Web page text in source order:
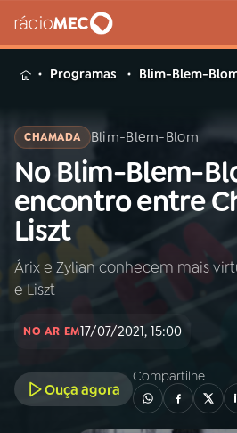
MENU
Buscar
na
Rádio
MEC
Buscar
Início
INÍCIO
A RÁDIO
Programas Blim-Blem-
CHAMADA Blim-Blem-Blom
No Blim-Blem-
encontro entre
Liszt
Árix e Zylian conhecem mais
e Liszt
NO AR EM17/07/2021, 15:00
Ouça agora
Compartilhe